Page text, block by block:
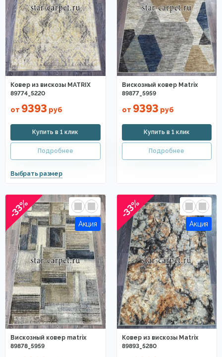
Ковер из вискозы MATRIX
89774_5220
от 9393 руб
Вискозный ковер Matrix
89877_5959
от 9393 руб
-33%
Вискозный ковер matrix
89878_5959
-33%
Ковер из вискозы Matrix
89893_5280